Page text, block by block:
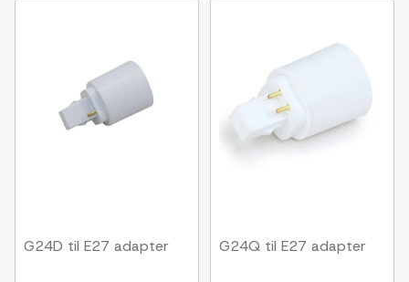
G24D til E27 adapter G24Q til E27 adapter